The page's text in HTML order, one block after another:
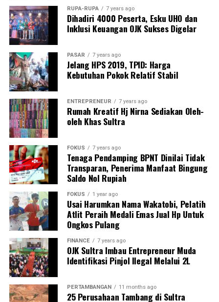
“Jangan sampai hukum hanya tajam ke bawah, tapi
tumpul ke atas,” tegas Kamarudin.
Masyarakat mendesak aparat penegak hukum
melakukan penyelidikan menyeluruh, termasuk
memeriksa Kepala Balai TN Rawa Aopa Watumohai,
Yarman, serta Kepala Seksi SPTN II, Aris. Keduanya
dinilai perlu diperiksa untuk mengungkap dugaan
kejahatan atau potensi keterlibatan dalam masifnya
aktivitas ilegal tersebut.
Rangkaian aktivitas perusakan hutan ini dinilai
melanggar Undang-Undang Nomor 18 Tahun 2013
tentang Pencegahan dan Pemberantasan Perusakan
Hutan, dengan ancaman pidana hingga 15 tahun
penjara dan denda maksimal Rp100 miliar.
Menanggapi tudingan tersebut, Kepala Seksi SPTN II
TN Rawa Aopa Watumohai, Aris, berdalih bahwa
penghancuran telah mengambil langkah pengawasan.
dipasangi rencana Satgas Penertiban Kawasan Hutan
(PKH).
“Untuk lahan sawit yang sudah ada, kami sudah
memasang rencana Satgas Penertiban Kawasan Hutan
RUPA-RUPA 7 years ago
Dihadiri 4000 Peserta, Esku UHO dan
Inklusi Keuangan OJK Sukses Digelar
PASAR 7 years ago
Jelang HPS 2019, TPID: Harga
Kebutuhan Pokok Relatif Stabil
ENTREPRENEUR 7 years ago
Rumah Kreatif Hj Nirna Sediakan Oleh-
oleh Khas Sultra
FOKUS 7 years ago
Tenaga Pendamping BPNT Dinilai Tidak
Transparan, Penerima Manfaat Bingung
Saldo Nol Rupiah
FOKUS 1 year ago
Usai Harumkan Nama Wakatobi, Pelatih
Atlit Peraih Medali Emas Jual Hp Untuk
Ongkos Pulang
FINANCE 7 years ago
OJK Sultra Imbau Entrepreneur Muda
Identifikasi Pinjol Ilegal Melalui 2L
PERTAMBANGAN 11 months ago
25 Perusahaan Tambang di Sultra